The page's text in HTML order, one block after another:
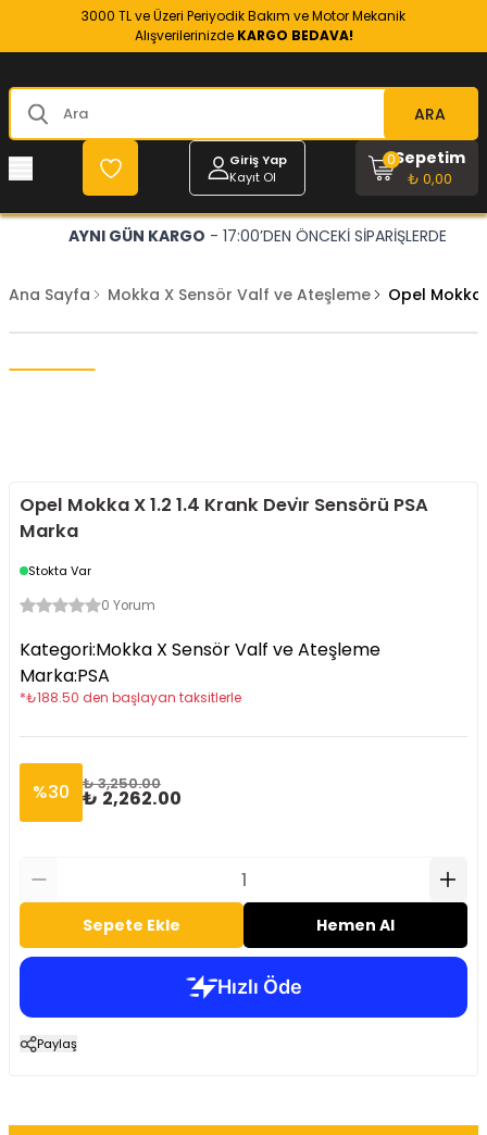
3000 TL ve Üzeri Periyodik Bakım ve Motor Mekanik
Alışverilerinizde KARGO BEDAVA!
ARA
Giriş Yap
Kayıt Ol
Sepetim
₺ 0,00
0
AYNI GÜN KARGO - 17:00’DEN ÖNCEKİ SİPARİŞLERDE
Ana Sayfa Mokka X Sensör Valf ve Ateşleme Opel Mokka
Opel Mokka X 1.2 1.4 Krank Devi̇r Sensörü PSA
Marka
Stokta Var
0 Yorum
Kategori:Mokka X Sensör Valf ve Ateşleme
Marka:PSA
*₺188.50 den başlayan taksitlerle
%30 ₺ 3,250.00
₺ 2,262.00
Sepete Ekle Hemen Al
Paylaş